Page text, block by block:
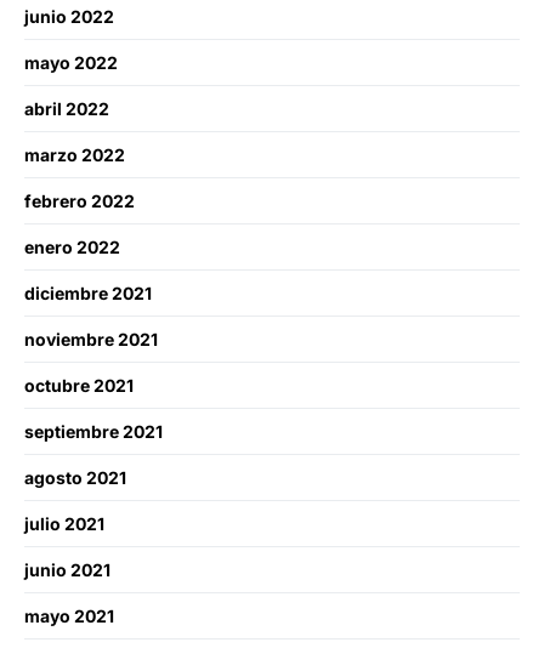
junio 2022
mayo 2022
abril 2022
marzo 2022
febrero 2022
enero 2022
diciembre 2021
noviembre 2021
octubre 2021
septiembre 2021
agosto 2021
julio 2021
junio 2021
mayo 2021